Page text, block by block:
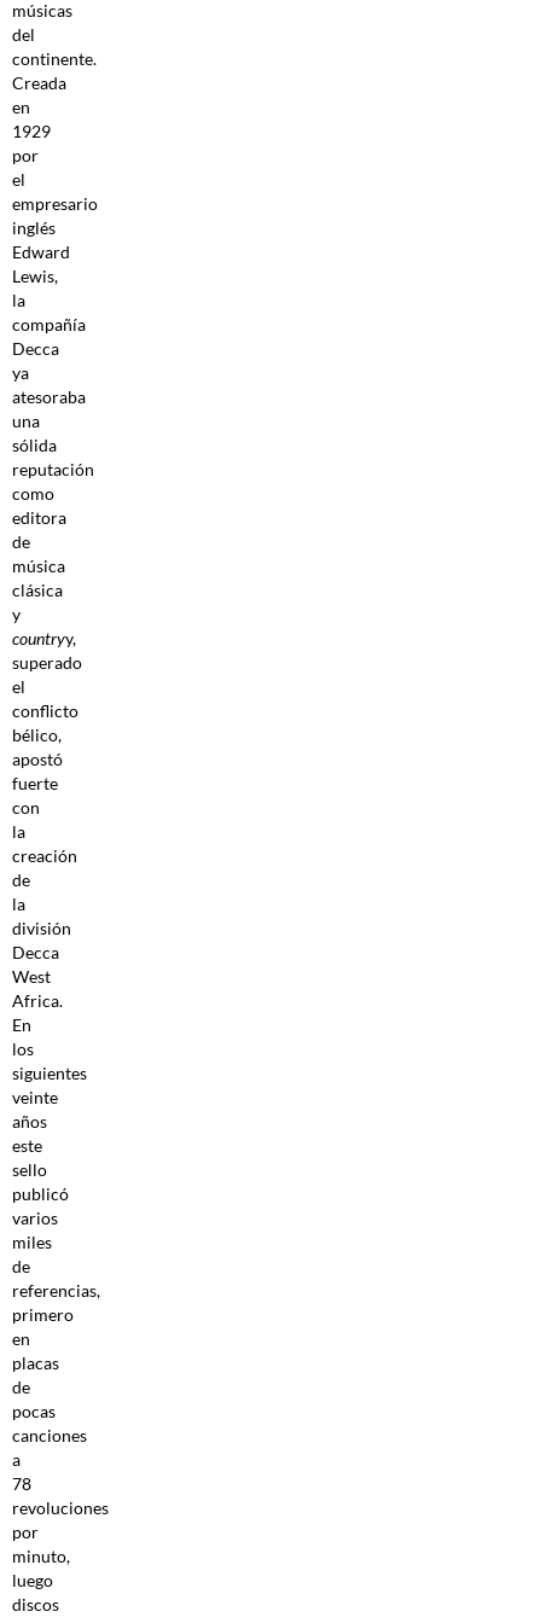
músicas
del
continente.
Creada
en
1929
por
el
empresario
inglés
Edward
Lewis,
la
compañía
Decca
ya
atesoraba
una
sólida
reputación
como
editora
de
música
clásica
y
countryy,
superado
el
conflicto
bélico,
apostó
fuerte
con
la
creación
de
la
división
Decca
West
Africa.
En
los
siguientes
veinte
años
este
sello
publicó
varios
miles
de
referencias,
primero
en
placas
de
pocas
canciones
a
78
revoluciones
por
minuto,
luego
discos